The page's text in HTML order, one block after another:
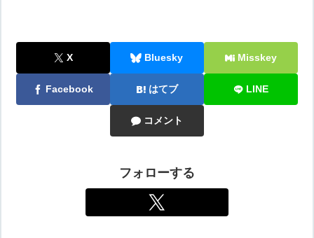
X Bluesky Misskey
Facebook はてブ LINE
コメント
フォローする